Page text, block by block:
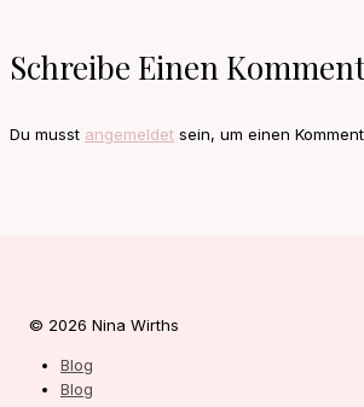
Schreibe Einen
Du musst angemeldet sein, um einen
© 2026 Nina Wirths
Blog
Blog